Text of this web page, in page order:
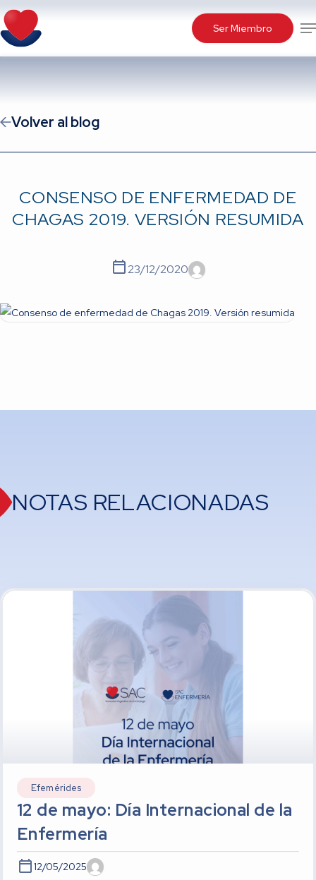
Skip
to
main
Ser Miembro
Volver al blog
CONSENSO DE ENFERMEDAD DE
CHAGAS 2019. VERSIÓN RESUMIDA
23/12/2020
NOTAS RELACIONADAS
Efemérides
12 de mayo: Día Internacional de la
Enfermería
12/05/2025